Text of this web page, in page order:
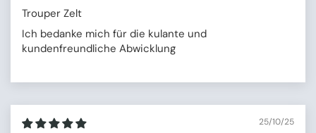
Trouper Zelt
Ich bedanke mich für die kulante und
kundenfreundliche Abwicklung
25/10/25